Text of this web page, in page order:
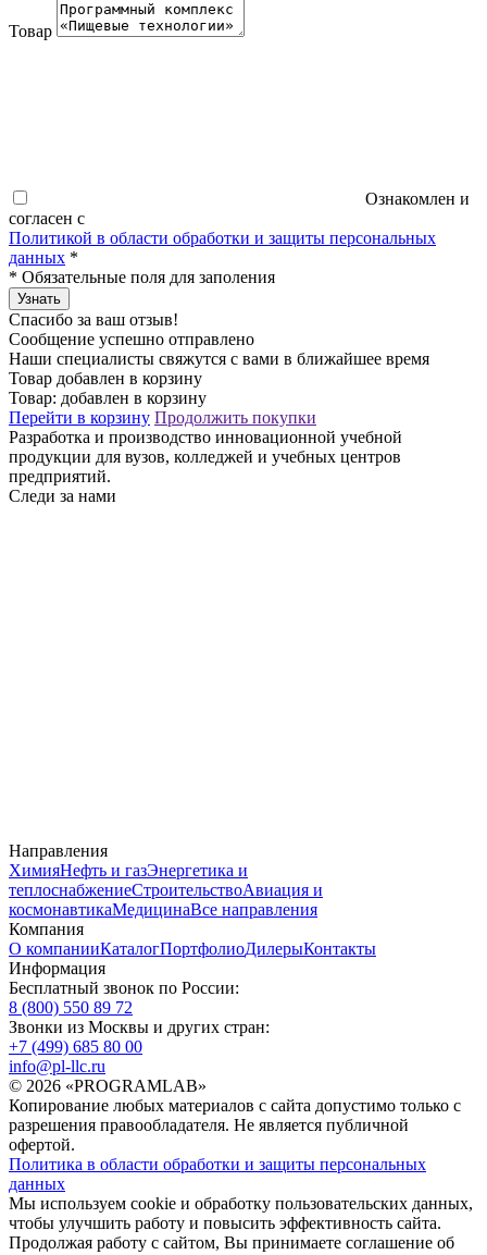
Товар
Ознакомлен и
согласен с
Политикой в области обработки и защиты персональных
данных *
* Обязательные поля для заполения
Узнать
Спасибо за ваш отзыв!
Сообщение успешно отправлено
Наши специалисты свяжутся с вами в ближайшее время
Товар добавлен в корзину
Товар: добавлен в корзину
Перейти в корзину Продолжить покупки
Разработка и производство инновационной учебной
продукции для вузов, колледжей и учебных центров
предприятий.
Следи за нами
Направления
ХимияНефть и газЭнергетика и
теплоснабжениеСтроительствоАвиация и
космонавтикаМедицинаВсе направления
Компания
О компанииКаталогПортфолиоДилерыКонтакты
Информация
Бесплатный звонок по России:
8 (800) 550 89 72
Звонки из Москвы и других стран:
+7 (499) 685 80 00
info@pl-llc.ru
© 2026 «PROGRAMLAB»
Копирование любых материалов с сайта допустимо только с
разрешения правообладателя. Не является публичной
офертой.
Политика в области обработки и защиты персональных
данных
Мы используем cookie и обработку пользовательских данных,
чтобы улучшить работу и повысить эффективность сайта.
Продолжая работу с сайтом, Вы принимаете соглашение об